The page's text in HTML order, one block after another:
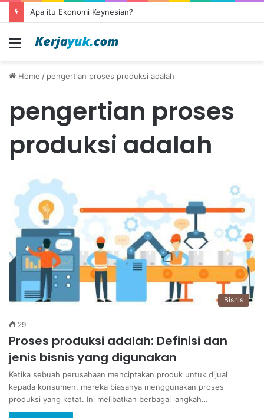
Apa itu Ekonomi Keynesian?
Menu
Home / pengertian proses produksi adalah
pengertian proses
produksi adalah
Bisnis
29
Proses produksi adalah: Definisi dan
jenis bisnis yang digunakan
Ketika sebuah perusahaan menciptakan produk untuk dijual
kepada konsumen, mereka biasanya menggunakan proses
produksi yang ketat. Ini melibatkan berbagai langkah…